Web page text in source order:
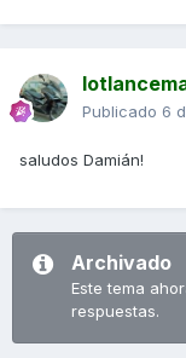
Publicado 6
saludos Damián!
Archivado
Este tema
respuestas.